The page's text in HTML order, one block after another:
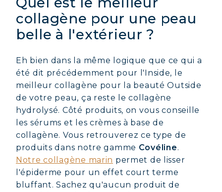
collagène pour une peau
belle à l'extérieur ?
Eh bien dans la même logique que ce qui a
été dit précédemment pour l'Inside, le
meilleur collagène pour la beauté Outside
de votre peau, ça reste le collagène
hydrolysé. Côté produits, on vous conseille
les sérums et les crèmes à base de
collagène. Vous retrouverez ce type de
produits dans notre gamme Covéline.
Notre collagène marin permet de lisser
l'épiderme pour un effet court terme
bluffant. Sachez qu'aucun produit de